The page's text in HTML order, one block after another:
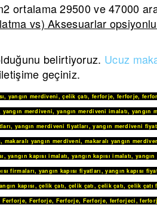
ortalama 29500 ve 47000
vs) Aksesuarlar
belirtiyoruz. Ucuz
geçiniz.
, yangın merdiveni,çelik çatı, ferforje, ferforje,
yangın merdiveni, yangın merdiveni imalatı, yangın
, yangın merdiveni fiyatları,yangın merdiveni
, makaralı yangın merdiveni,makaralı yangın
,yangın kapısı imalatı,yangın kapısı imalatı, yangın
firmaları, yangın kapısı fiyatları,yangın kapısı
kapısı,çelik çatı, çelik çatı,çelik çatı, çelik çatı
Ferforje, Ferforje, Ferforje, Ferforje, ferforjeci,